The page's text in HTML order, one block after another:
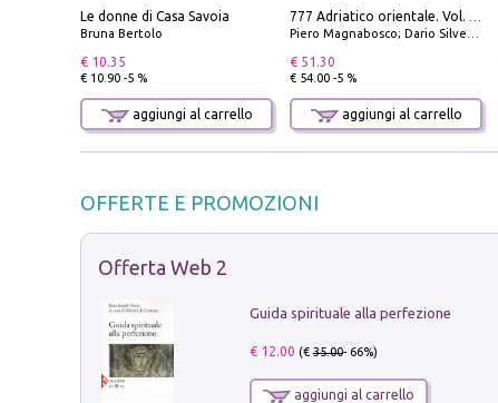
Le donne di Casa Savoia
Bruna Bertolo
€ 10.35
€ 10.90 -5 %
aggiungi al carrello
777 Adriatico orientale. Vol. 1: Istria, Costa della Dalmazia da Smrika a Zara, Isole del Quarnaro, Pag, Arcipelaghi di Zara, Sibenico e Incoronate
Piero Magnabosco; Dario Silvestro; Marco Sbrizzi
€ 51.30
€ 54.00 -5 %
aggiungi al carrello
OFFERTE E PROMOZIONI
Offerta Web 2
Guida spirituale alla perfezione
€ 12.00 (€35.00- 66%)
aggiungi al carrello